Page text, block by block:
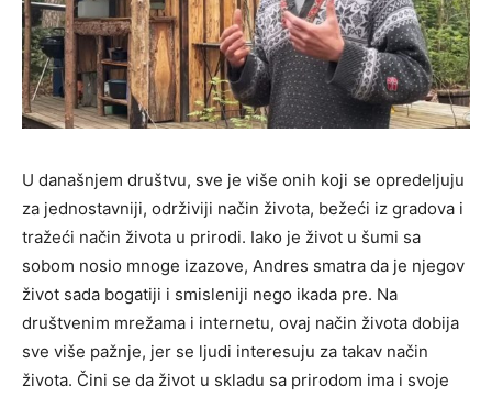
U današnjem društvu, sve je više onih koji se opredeljuju
za jednostavniji, održiviji način života, bežeći iz gradova i
tražeći način života u prirodi. Iako je život u šumi sa
sobom nosio mnoge izazove, Andres smatra da je njegov
život sada bogatiji i smisleniji nego ikada pre. Na
društvenim mrežama i internetu, ovaj način života dobija
sve više pažnje, jer se ljudi interesuju za takav način
života. Čini se da život u skladu sa prirodom ima i svoje